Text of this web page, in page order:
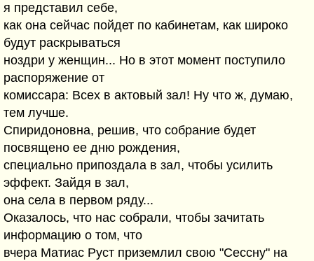
я представил себе,
как она сейчас пойдет по кабинетам, как широко
будут раскрываться
ноздри у женщин... Но в этот момент поступило
распоряжение от
комиссара: Всех в актовый зал! Ну что ж, думаю,
тем лучше.
Спиридоновна, решив, что собрание будет
посвящено ее дню рождения,
специально припоздала в зал, чтобы усилить
эффект. Зайдя в зал,
она села в первом ряду...
Оказалось, что нас собрали, чтобы зачитать
информацию о том, что
вчера Матиас Руст приземлил свою "Сессну" на